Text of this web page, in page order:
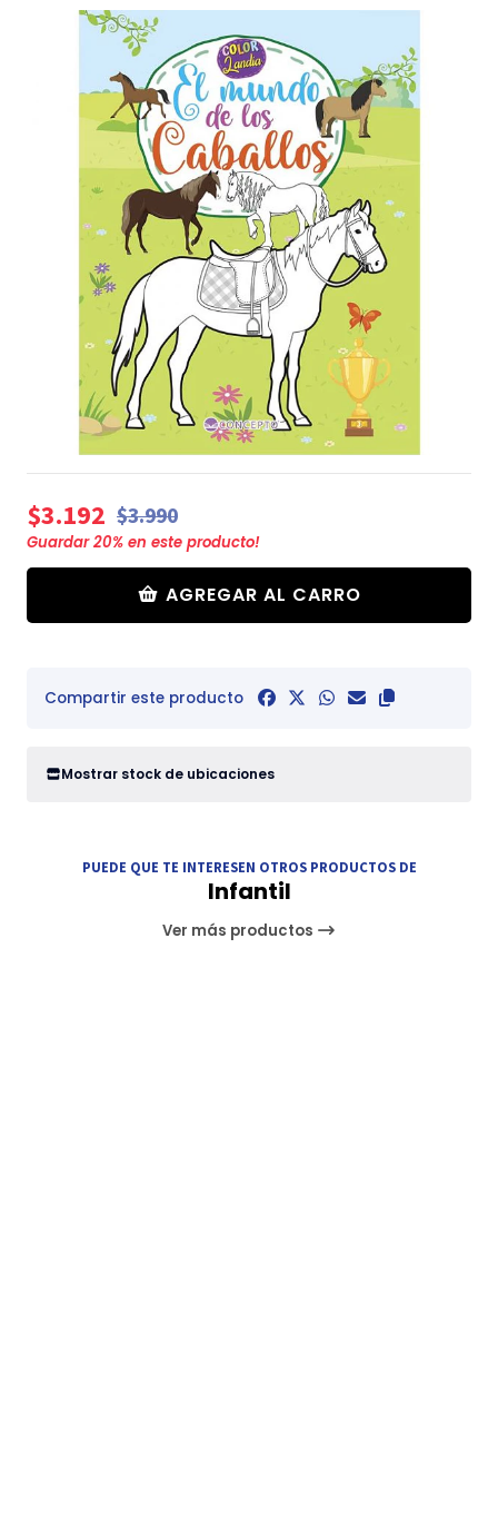
$3.192 $3.990
Guardar20% en este producto!
AGREGAR AL CARRO
Compartir este producto
Mostrar stock de ubicaciones
PUEDE QUE TE INTERESEN OTROS PRODUCTOS DE
Infantil
Ver más productos